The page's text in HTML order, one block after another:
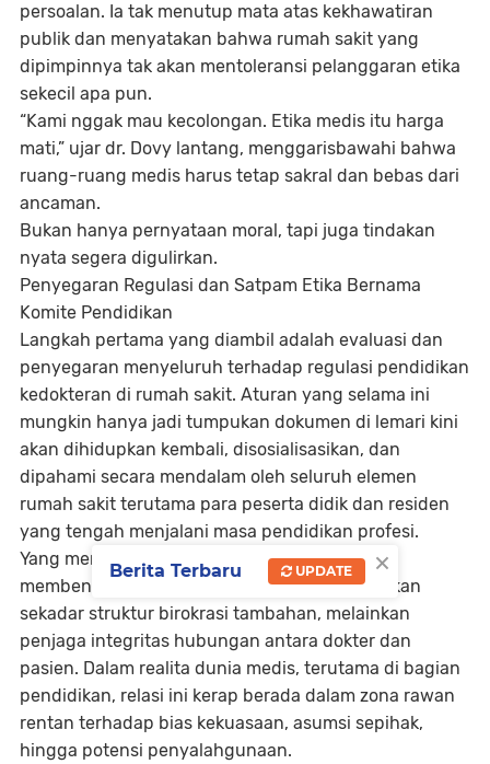
persoalan. Ia tak menutup mata atas kekhawatiran
publik dan menyatakan bahwa rumah sakit yang
dipimpinnya tak akan mentoleransi pelanggaran etika
sekecil apa pun.
“Kami nggak mau kecolongan. Etika medis itu harga
mati,” ujar dr. Dovy lantang, menggarisbawahi bahwa
ruang-ruang medis harus tetap sakral dan bebas dari
ancaman.
Bukan hanya pernyataan moral, tapi juga tindakan
nyata segera digulirkan.
Penyegaran Regulasi dan Satpam Etika Bernama
Komite Pendidikan
Langkah pertama yang diambil adalah evaluasi dan
penyegaran menyeluruh terhadap regulasi pendidikan
kedokteran di rumah sakit. Aturan yang selama ini
mungkin hanya jadi tumpukan dokumen di lemari kini
akan dihidupkan kembali, disosialisasikan, dan
dipahami secara mendalam oleh seluruh elemen
rumah sakit terutama para peserta didik dan residen
yang tengah menjalani masa pendidikan profesi.
Yang menarik, RSUP M Djamil juga berencana
membentuk
Komite Pendidikan. Komite ini bukan
sekadar struktur birokrasi tambahan, melainkan
penjaga integritas hubungan antara dokter dan
pasien. Dalam realita dunia medis, terutama di bagian
pendidikan, relasi ini kerap berada dalam zona rawan
rentan terhadap bias kekuasaan, asumsi sepihak,
hingga potensi penyalahgunaan.
×
Berita Terbaru UPDATE